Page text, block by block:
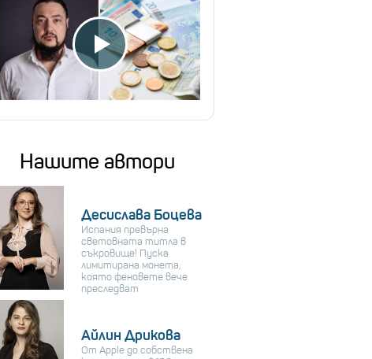
Нашите автори
Десислава Боцева
Испания превърна
световната титла в
съкровище! Пуска
лимитирана монета,
която феновете вече
преследват
Айлин Дрикова
От Apple до собствена